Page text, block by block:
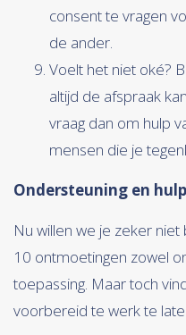
consent te vragen
de ander.
Voelt het niet oké?
altijd de afspraak
vraag dan om hulp
mensen die je
Ondersteuning en hulp
Nu willen we je zeker
10 ontmoetingen zowel
toepassing. Maar toch
voorbereid te werk te